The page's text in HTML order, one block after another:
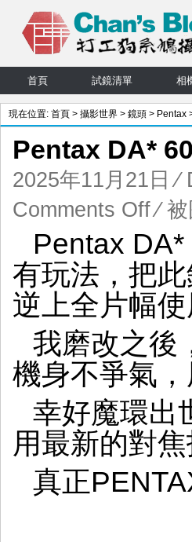
首頁 試鏡清單 相
現在位置: 首頁 > 攝影世界 > 鏡頭 > Pentax
Pentax DA*
2025年11月21日 ⁄
Comments Offon
Pentax
DA*
60-
250mm
F4
遲
的
逆
上
旅
⁄
Pentax
有玩法，把
逆上全片幅使
我磨改之後
機身不爭氣
幸好魔環出
用最新的對
真正